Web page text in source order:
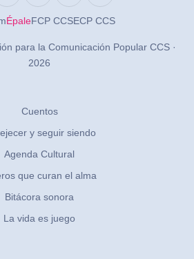
ÉpaleFCP CCSECP CCS
para la Comunicación Popular CCS ·
2026
Cuentos
y seguir siendo
Agenda Cultural
que curan el alma
Bitácora sonora
La vida es juego